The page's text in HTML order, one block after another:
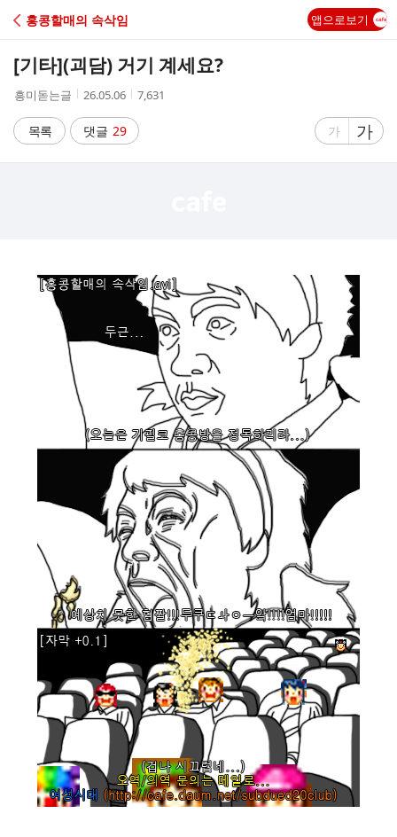
C
A
홍콩할매의 속삭임 앱으로보기
[기타](괴담) 거기 계세요?
작
자
흥미돋는글
작
시
간
26.05.06
조
수
7,631
목록 댓글 29
글
가
글
자
가